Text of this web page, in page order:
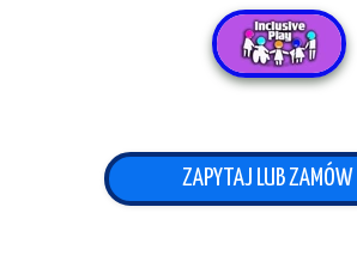
ZAPYTAJ LUB ZAMÓW